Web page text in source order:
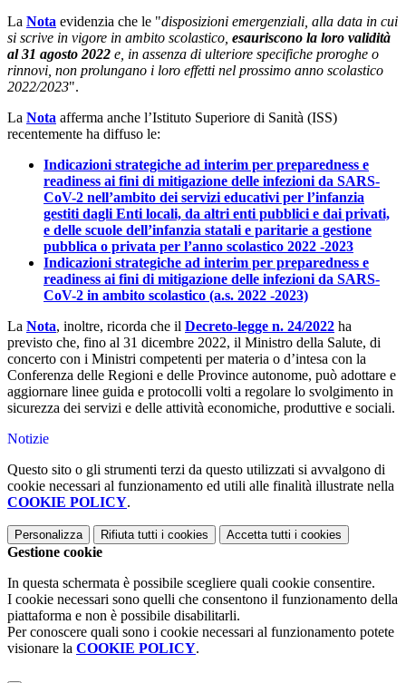
La Nota evidenzia che le "disposizioni emergenziali, alla data in cui
si scrive in vigore in ambito scolastico, esauriscono la loro validità
al 31 agosto 2022 e, in assenza di ulteriore specifiche proroghe o
rinnovi, non prolungano i loro effetti nel prossimo anno scolastico
2022/2023".
La Nota afferma anche l’Istituto Superiore di Sanità (ISS)
recentemente ha diffuso le:
Indicazioni strategiche ad interim per preparedness e
readiness ai fini di mitigazione delle infezioni da SARS-
CoV-2 nell’ambito dei servizi educativi per l’infanzia
gestiti dagli Enti locali, da altri enti pubblici e dai privati,
e delle scuole dell’infanzia statali e paritarie a gestione
pubblica o privata per l’anno scolastico 2022 -2023
Indicazioni strategiche ad interim per preparedness e
readiness ai fini di mitigazione delle infezioni da SARS-
CoV-2 in ambito scolastico (a.s. 2022 -2023)
La Nota, inoltre, ricorda che il Decreto-legge n. 24/2022 ha
previsto che, fino al 31 dicembre 2022, il Ministro della Salute, di
concerto con i Ministri competenti per materia o d’intesa con la
Conferenza delle Regioni e delle Province autonome, può adottare e
aggiornare linee guida e protocolli volti a regolare lo svolgimento in
sicurezza dei servizi e delle attività economiche, produttive e sociali.
Notizie
Questo sito o gli strumenti terzi da questo utilizzati si avvalgono di
cookie necessari al funzionamento ed utili alle finalità illustrate nella
COOKIE POLICY.
Personalizza Rifiuta tutti i cookies Accetta tutti i cookies
Gestione cookie
In questa schermata è possibile scegliere quali cookie consentire.
I cookie necessari sono quelli che consentono il funzionamento della
piattaforma e non è possibile disabilitarli.
Per conoscere quali sono i cookie necessari al funzionamento potete
visionare la COOKIE POLICY.